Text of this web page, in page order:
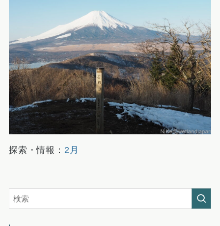
探索・情報： 2月